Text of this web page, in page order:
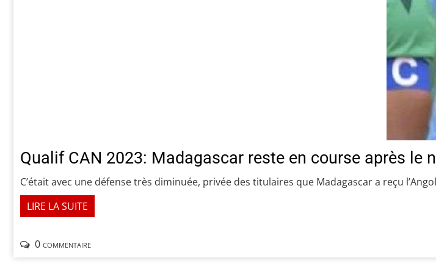
Qualif CAN 2023: Madagascar reste en course après le
0 commentaire
C’était avec une défense très diminuée, privée des titulaires que Madagascar a reçu
LIRE LA SUITE